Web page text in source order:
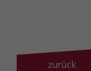
zurück